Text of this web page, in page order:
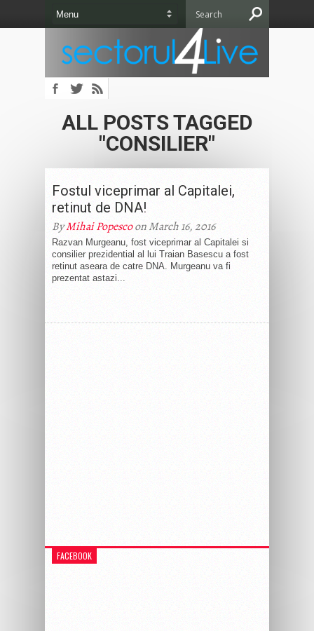
ALL POSTS TAGGED
"CONSILIER"
Fostul viceprimar al Capitalei,
retinut de DNA!
ByMihai Popescoon March 16, 2016
Razvan Murgeanu, fost viceprimar al Capitalei si
consilier prezidential al lui Traian Basescu a fost
retinut aseara de catre DNA. Murgeanu va fi
prezentat astazi...
FACEBOOK